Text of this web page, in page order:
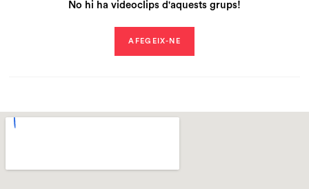
No hi ha videoclips d'aquests grups!
AFEGEIX-NE